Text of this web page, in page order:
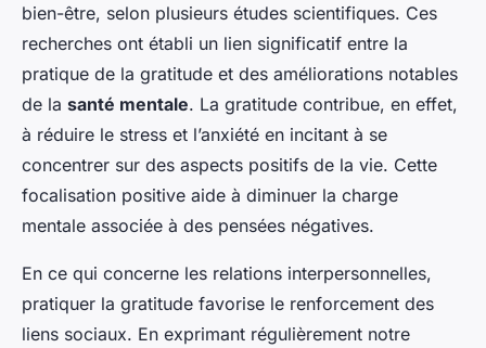
bien-être, selon plusieurs études scientifiques. Ces
recherches ont établi un lien significatif entre la
pratique de la gratitude et des améliorations notables
de la santé mentale. La gratitude contribue, en effet,
à réduire le stress et l’anxiété en incitant à se
concentrer sur des aspects positifs de la vie. Cette
focalisation positive aide à diminuer la charge
mentale associée à des pensées négatives.
En ce qui concerne les relations interpersonnelles,
pratiquer la gratitude favorise le renforcement des
liens sociaux. En exprimant régulièrement notre